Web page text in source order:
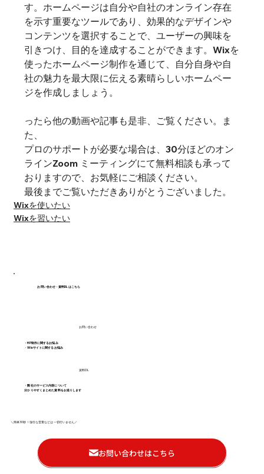
す。ホームページは自分や自社のオンライン存在
を示す重要なツールであり、効果的なデザインや
コンテンツを選択することで、ユーザーの興味を
引きつけ、目的を達成することができます。Wixを
使ったホームページ制作を通じて、自分自身や自
社の魅力を最大限に伝える素晴らしいホームペー
ジを作成しましょう。
ったら他の動画や記事も是非、ご覧ください。ま
た、
プロのサポートが必要な場合は、30分ほどのオン
ラインZoom ミーティングにて無料相談も承って
おりますので、お気軽にご相談ください。
最後までご覧いただきありがとうございました。
Wixを使いたい
Wixを習いたい
お問い合わせ・資料DLはこちら
お問い合わせ
・HP制作に関するお悩み
・Wixサイトに関するお悩み
資料DL
・弊社のサービス内容について
分かりやすくまとめた資料をお送りします
＼簡単30秒！強引な営業などは一切行いません／
お問い合わせはこちら